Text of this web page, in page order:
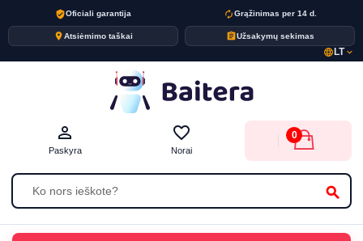
verified_userOficiali garantija autorenewGrąžinimas per 14 d.
placeAtsiėmimo taškai assignmentUžsakymų sekimas
language LTexpand_more
search
person_outline
Paskyra
favorite_border
Norai
0